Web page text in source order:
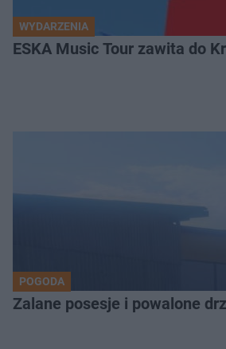
WYDARZENIA
ESKA Music Tour zawita do
POGODA
Zalane posesje i powalone